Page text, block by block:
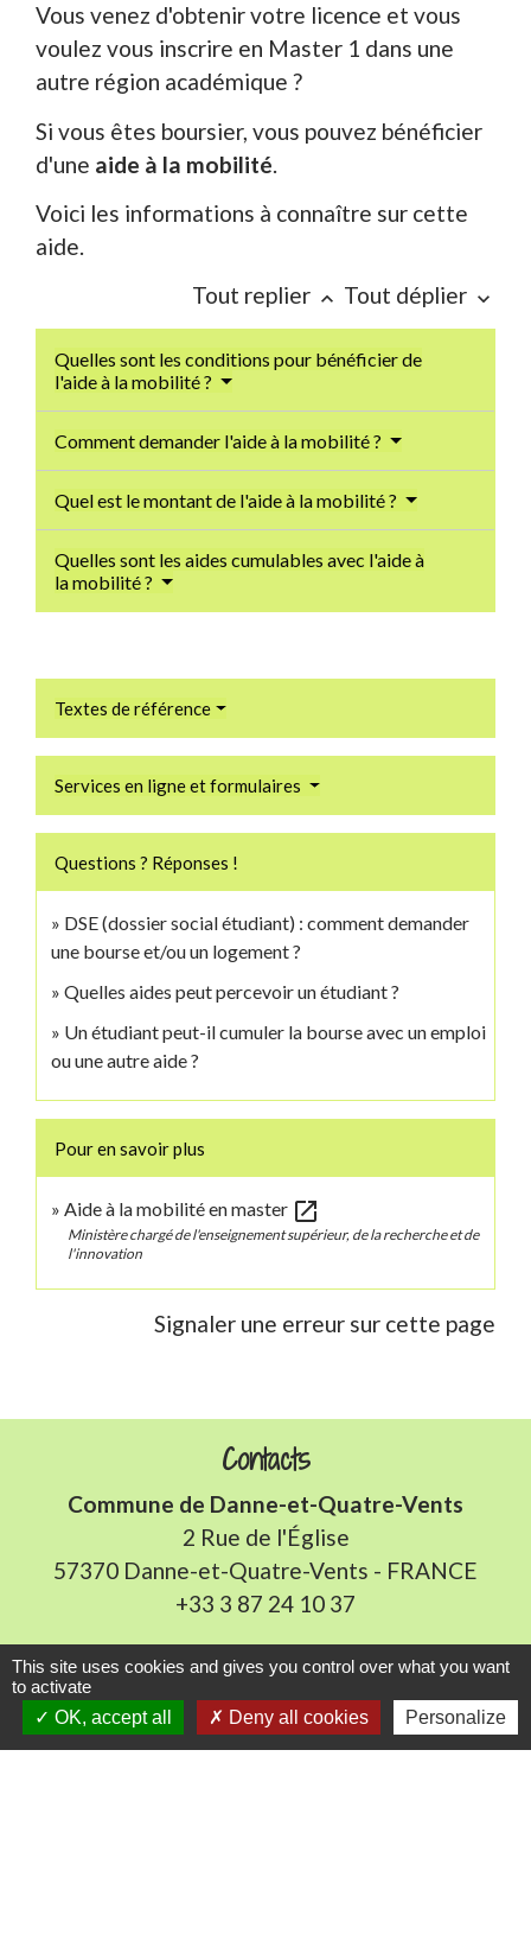
Vous venez d'obtenir votre licence et vous
voulez vous inscrire en Master 1 dans une
autre région académique ?
Si vous êtes boursier, vous pouvez bénéficier
d'une aide à la mobilité
Voici les informations à connaître sur cette
aide.
Tout replier keyboard_arrow_up Tout déplier keyboard_arrow_down
Quelles sont les conditions pour bénéficier de
l'aide à la mobilité ?
Comment demander l'aide à la mobilité ?
Quel est le montant de l'aide à la mobilité ?
Quelles sont les aides cumulables avec l'aide à
la mobilité ?
Textes de référence
Services en ligne et formulaires
Questions ? Réponses !
DSE (dossier social étudiant) : comment demander
une bourse et/ou un logement ?
Quelles aides peut percevoir un étudiant ?
Un étudiant peut-il cumuler la bourse avec un emploi
ou une autre aide ?
Pour en savoir plus
Aide à la mobilité en master open_in_new
Ministère chargé de l'enseignement supérieur, de la recherche et de
l'innovation
Signaler une erreur sur cette page
Contacts
Commune de Danne-et-Quatre-Vents
2 Rue de l'Église
57370 Danne-et-Quatre-Vents - FRANCE
+33 3 87 24 10 37
Accueil en mairie :
Lundi de 10h à 12h et de 16h à 19h
Mardi, jeudi et vendredi de 8h à 11h et de 14h à
This site uses cookies and gives you control over what you want
to activate
OK, accept all
Deny all cookies Personalize